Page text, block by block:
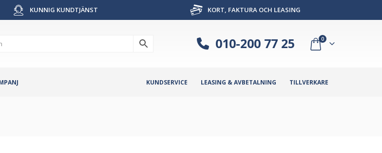
KUNNIG KUNDTJÄNST KORT, FAKTURA OCH LEASING
010-200 77 25 0
KUNDSERVICE LEASING & AVBETALNING TILLVERKARE